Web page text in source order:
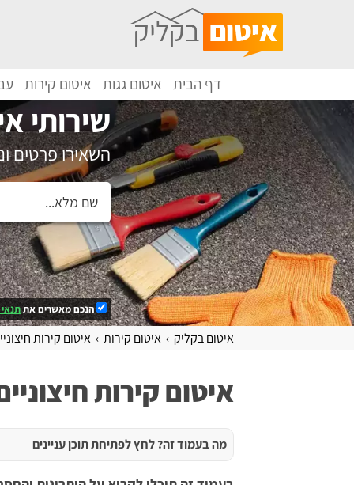
דף הבית איטום גגות איטום קירות
שירותי
השאירו פרטים
הנכם מאשרים את
איטום בקליק איטום קירות איטום קירות
איטום קירות
מה בעמוד זה? לחץ לפתיחת תוכן עניינים